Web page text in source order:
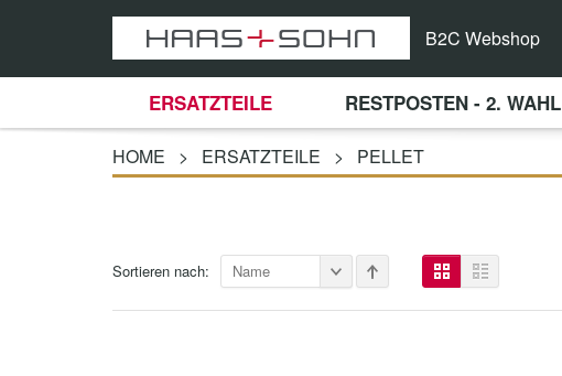
B2C Webshop
ERSATZTEILE RESTPOSTEN - 2. WAHL
HOME > ERSATZTEILE > PELLET
Sortieren nach: Name